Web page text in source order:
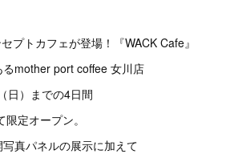
プトカフェが登場！『WACK Cafe』
mother port coffee 女川店
日）までの4日間
限定オープン。
真パネルの展示に加えて